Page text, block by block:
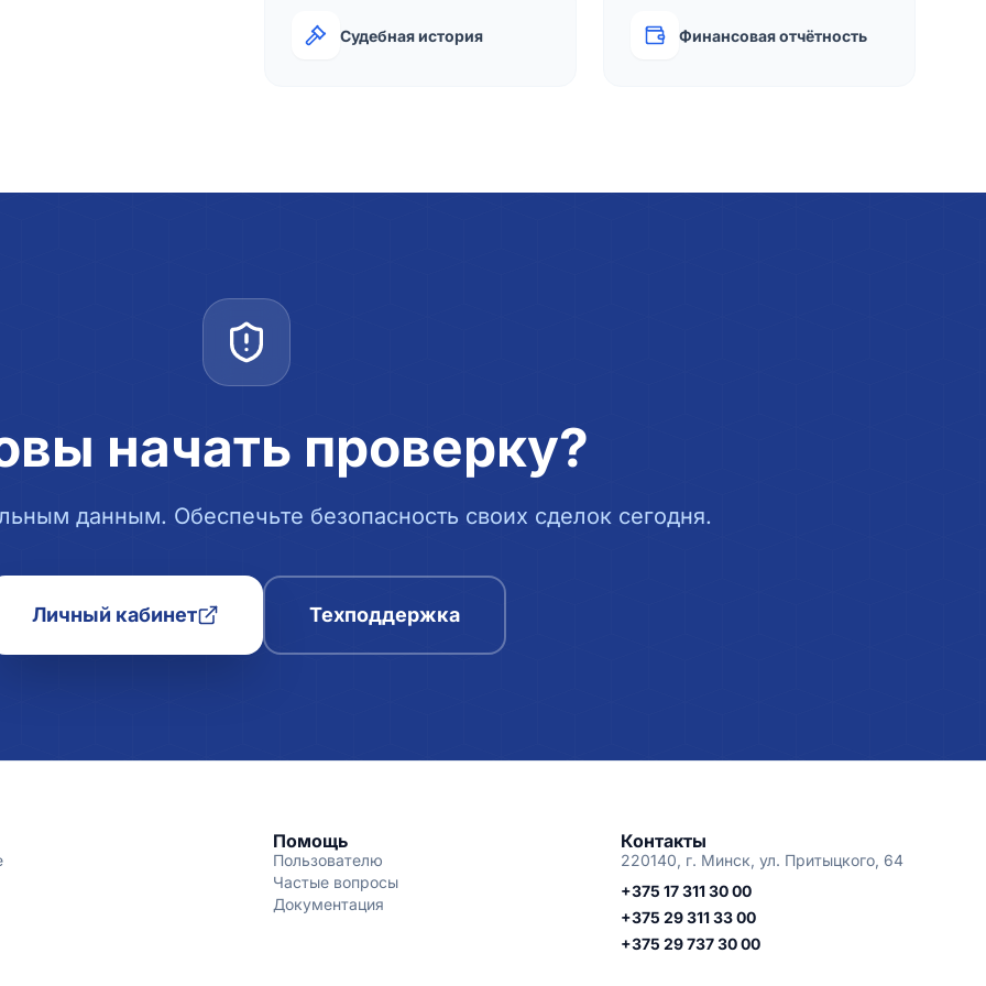
Судебная история Финансовая отчётность
начать проверку?
данным. Обеспечьте безопасность своих сделок сегодня.
Личный кабинет Техподдержка
Помощь
Пользователю
Частые вопросы
Документация
Контакты
220140, г. Минск, ул. Притыцкого, 64
+375 17 311 30 00
+375 29 311 33 00
+375 29 737 30 00